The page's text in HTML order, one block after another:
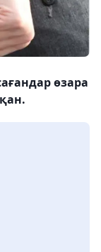
өзара